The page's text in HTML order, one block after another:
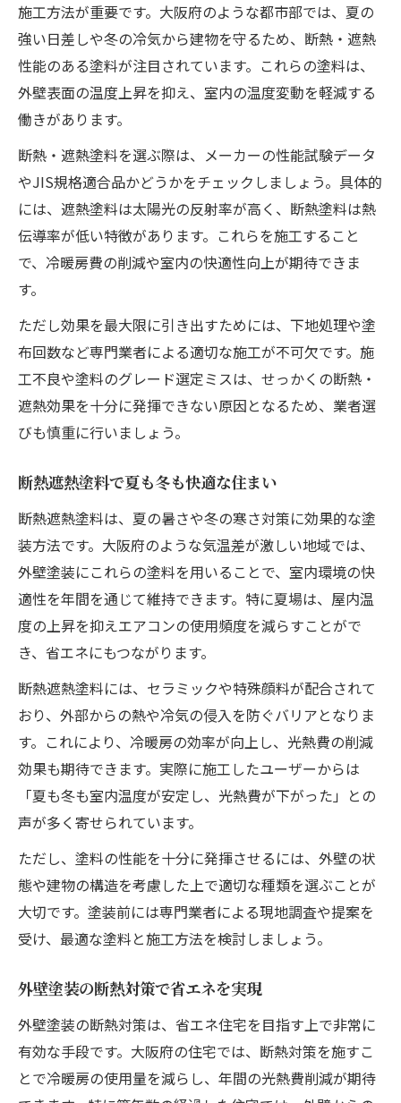
施工方法が重要です。大阪府のような都市部では、夏の
強い日差しや冬の冷気から建物を守るため、断熱・遮熱
性能のある塗料が注目されています。これらの塗料は、
外壁表面の温度上昇を抑え、室内の温度変動を軽減する
働きがあります。
断熱・遮熱塗料を選ぶ際は、メーカーの性能試験データ
やJIS規格適合品かどうかをチェックしましょう。具体的
には、遮熱塗料は太陽光の反射率が高く、断熱塗料は熱
伝導率が低い特徴があります。これらを施工すること
で、冷暖房費の削減や室内の快適性向上が期待できま
す。
ただし効果を最大限に引き出すためには、下地処理や塗
布回数など専門業者による適切な施工が不可欠です。施
工不良や塗料のグレード選定ミスは、せっかくの断熱・
遮熱効果を十分に発揮できない原因となるため、業者選
びも慎重に行いましょう。
断熱遮熱塗料で夏も冬も快適な住まい
断熱遮熱塗料は、夏の暑さや冬の寒さ対策に効果的な塗
装方法です。大阪府のような気温差が激しい地域では、
外壁塗装にこれらの塗料を用いることで、室内環境の快
適性を年間を通じて維持できます。特に夏場は、屋内温
度の上昇を抑えエアコンの使用頻度を減らすことがで
き、省エネにもつながります。
断熱遮熱塗料には、セラミックや特殊顔料が配合されて
おり、外部からの熱や冷気の侵入を防ぐバリアとなりま
す。これにより、冷暖房の効率が向上し、光熱費の削減
効果も期待できます。実際に施工したユーザーからは
「夏も冬も室内温度が安定し、光熱費が下がった」との
声が多く寄せられています。
ただし、塗料の性能を十分に発揮させるには、外壁の状
態や建物の構造を考慮した上で適切な種類を選ぶことが
大切です。塗装前には専門業者による現地調査や提案を
受け、最適な塗料と施工方法を検討しましょう。
外壁塗装の断熱対策で省エネを実現
外壁塗装の断熱対策は、省エネ住宅を目指す上で非常に
有効な手段です。大阪府の住宅では、断熱対策を施すこ
とで冷暖房の使用量を減らし、年間の光熱費削減が期待